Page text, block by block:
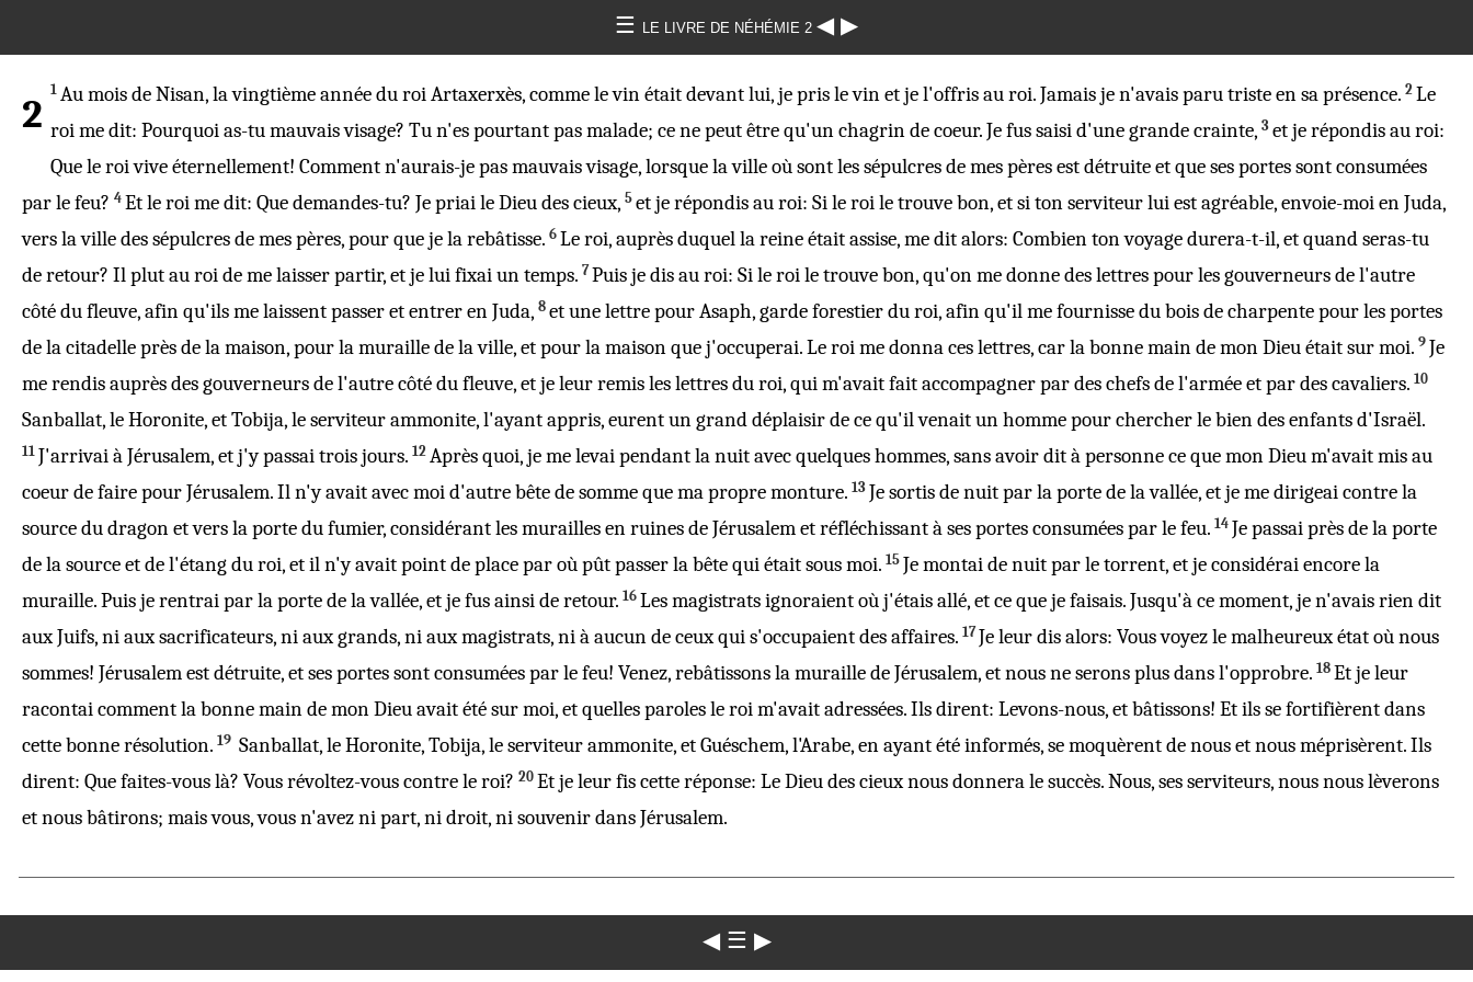
☰ LE LIVRE DE NÉHÉMIE 2 ◀ ▶
2
1 AumoisdeNisan, lavingtième annéeduroi Artaxerxès, comme levinétaitdevantlui, jeprislevinet je l'offrisauroi. Jamais je n'avais parutristeen saprésence.2Le
roimedit: Pourquoi as-tumauvais visage? Tu n'es pourtant pasmalade; ce ne peut être qu'unchagrindecoeur. Je fus saisi d'unegrande crainte,3et jerépondisauroi:
Que leroi vive éternellement! Comment n'aurais-je pasmauvais visage, lorsque lavilleoù sont lessépulcresde mespèresestdétruiteet que sesportessontconsumées
par lefeu? 4 Et leroimedit: Quedemandes-tu? JepriaileDieudescieux, 5 et jerépondisauroi: Si leroile trouvebon, et si tonserviteurlui estagréable,envoie-moi enJuda,
vers lavilledessépulcresde mespères, pour que je larebâtisse. 6 Leroi, auprèsduquellareineétaitassise, meditalors: Combien tonvoyagedurera-t-il, et quand seras-tu
deretour? Ilplutauroide me laisserpartir, et je luifixaiuntemps. 7Puis jedisauroi: Si leroile trouvebon, qu'on medonnedeslettrespour lesgouverneursde l'autre
côtédufleuve, afin qu'ils me laissentpasseretentrerenJuda, 8 et unelettrepourAsaph,gardeforestierduroi, afin qu'il mefournisseduboisdecharpentepour lesportes
de lacitadelleprès de lamaison, pour lamuraillede laville, et pour lamaisonque j'occuperai. Leroimedonnaces lettres, car labonnemainde monDieuétait sur moi. 9 Je
merendisauprès desgouverneursde l'autrecôtédufleuve, et je leurremisleslettresduroi,quim'avait faitaccompagnerpar deschefsde l'arméeet par descavaliers. 10
Sanballat, leHoronite, etTobija, leserviteurammonite, l'ayantappris, eurent ungranddéplaisirde ce qu'ilvenaitunhommepourchercherlebiendesenfantsd'Israël.
11 J'arrivaiàJérusalem, et j'y passaitroisjours. 12 Après quoi, je melevaipendant lanuitavecquelqueshommes, sans avoirditàpersonnece que monDieum'avaitmisau
coeurdefairepourJérusalem. Il n'y avait avec moi d'autre bête desommeque ma propremonture. 13 Jesortisdenuitpar laportede lavallée, et je me dirigeaicontrela
sourcedudragonet vers laportedufumier,considérantlesmuraillesenruinesdeJérusalemet réfléchissant à sesportesconsuméespar lefeu. 14 Jepassaiprès de laporte
de lasourceet de l'étangduroi, et il n'y avait point deplacepar où pûtpasserlabêtequi était sous moi. 15 Jemontaidenuitpar letorrent, et jeconsidéraiencore la
muraille. Puis jerentraipar laportede lavallée, et je fus ainsi deretour. 16 Lesmagistratsignoraientoù j'étaisallé, et ce que jefaisais. Jusqu'à cemoment, je n'avais riendit
auxJuifs, ni auxsacrificateurs, ni auxgrands, ni auxmagistrats, ni àaucunde ceux qui s'occupaientdesaffaires. 17Je leurdisalors: Vousvoyezlemalheureuxétat où nous
sommes! Jérusalemestdétruite, et sesportessontconsuméespar lefeu! Venez,rebâtissonslamurailledeJérusalem, et nous ne serons plus dans l'opprobre. 18 Et je leur
racontaicomment labonnemainde monDieuavait été sur moi, et quellesparolesleroim'avaitadressées. Ilsdirent: Levons-nous, etbâtissons! Et ils sefortifièrentdans
cettebonnerésolution. 19 Sanballat, leHoronite,Tobija, leserviteurammonite, etGuéschem, l'Arabe, en ayant étéinformés, semoquèrentde nous et nousméprisèrent. Ils
dirent: Quefaites-vous là? Vousrévoltez-vous contre leroi? 20 Et je leur fis cetteréponse: LeDieudescieuxnous donnera lesuccès. Nous, sesserviteurs, nous nouslèverons
et nousbâtirons; mais vous, vous n'avez nipart, nidroit, nisouvenirdansJérusalem.
◀ ☰ ▶